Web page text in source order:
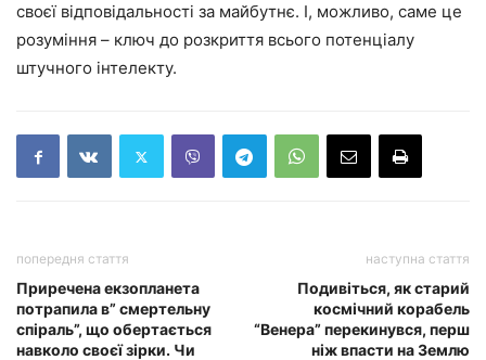
своєї відповідальності за майбутнє. І, можливо, саме це
розуміння – ключ до розкриття всього потенціалу
штучного інтелекту.
попередня стаття
Приречена екзопланета
потрапила в” смертельну
спіраль”, що обертається
навколо своєї зірки. Чи
наступна стаття
Подивіться, як старий
космічний корабель
“Венера” перекинувся, перш
ніж впасти на Землю